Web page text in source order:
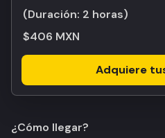
(Duración: 2 horas)
$406 MXN
Adquiere
¿Cómo llegar?